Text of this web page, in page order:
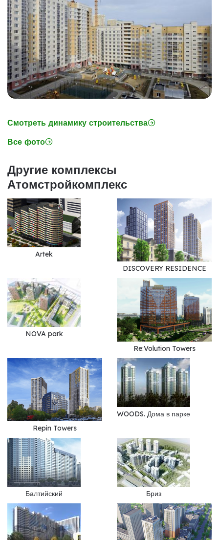
Смотреть динамику строительства
Все фото
Другие комплексы
Атомстройкомплекс
Artek
DISCOVERY RESIDENCE
NOVA park
Re:Volution Towers
Repin Towers
WOODS. Дома в парке
Балтийский Бриз